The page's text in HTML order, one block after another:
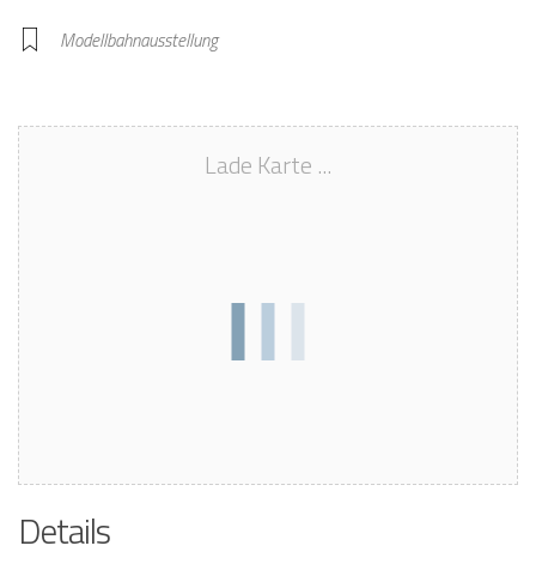
Modellbahnausstellung
Lade Karte ...
Details